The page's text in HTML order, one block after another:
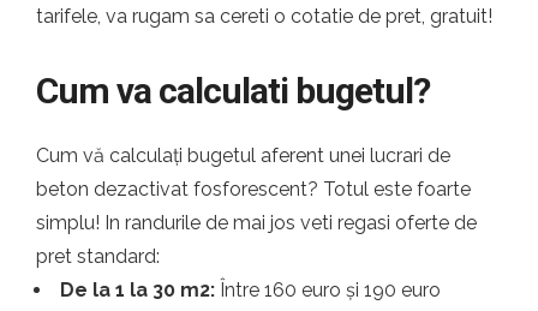
tarifele, va rugam sa cereti o cotatie de pret, gratuit!
Cum va calculati bugetul?
Cum vă calculați bugetul aferent unei lucrari de
beton dezactivat fosforescent? Totul este foarte
simplu! In randurile de mai jos veti regasi oferte de
pret standard:
De la 1 la 30 m2: Între 160 euro și 190 euro